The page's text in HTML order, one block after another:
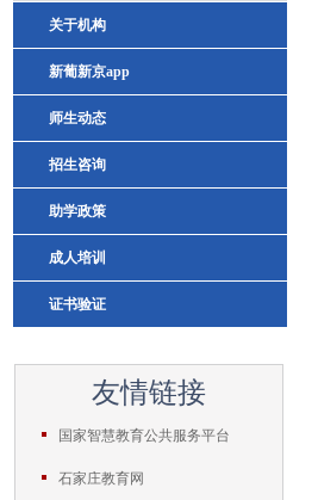
关于机构
新葡新京app
师生动态
招生咨询
助学政策
成人培训
证书验证
友情链接
国家智慧教育公共服务平台
石家庄教育网